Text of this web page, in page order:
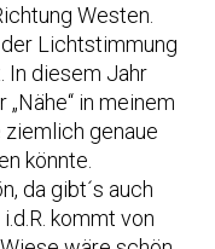
Westen.
Lichtstimmung
In diesem Jahr
in meinem
ziemlich genaue
könnte.
da gibt´s auch
kommt von